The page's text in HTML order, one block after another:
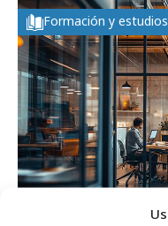
Formación y estudios